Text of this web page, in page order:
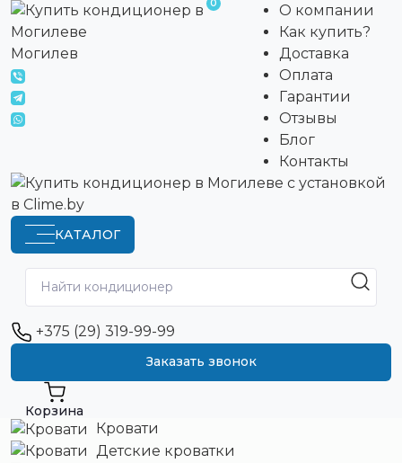
Могилев
О компании
Как купить?
Доставка
Оплата
Гарантии
Отзывы
Блог
Контакты
КАТАЛОГ
+375 (29) 319-99-99
Заказать звонок
Корзина
0
Кровати
Детские кроватки